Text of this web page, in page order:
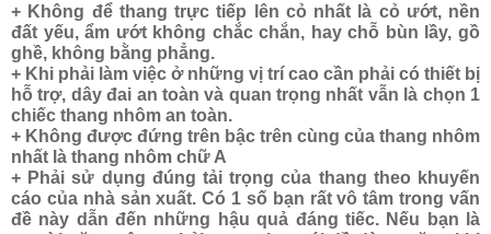
+ Không để thang trực tiếp lên cỏ nhất là cỏ ướt, nền
đất yếu, ẩm ướt không chắc chắn, hay chỗ bùn lầy, gồ
ghề, không bằng phẳng.
+ Khi phải làm việc ở những vị trí cao cần phải có thiết bị
hỗ trợ, dây đai an toàn và quan trọng nhất vẫn là chọn 1
chiếc thang nhôm an toàn.
+ Không được đứng trên bậc trên cùng của thang nhôm
nhất là thang nhôm chữ A
+ Phải sử dụng đúng tải trọng của thang theo khuyến
cáo của nhà sản xuất. Có 1 số bạn rất vô tâm trong vấn
đề này dẫn đến những hậu quả đáng tiếc. Nếu bạn là